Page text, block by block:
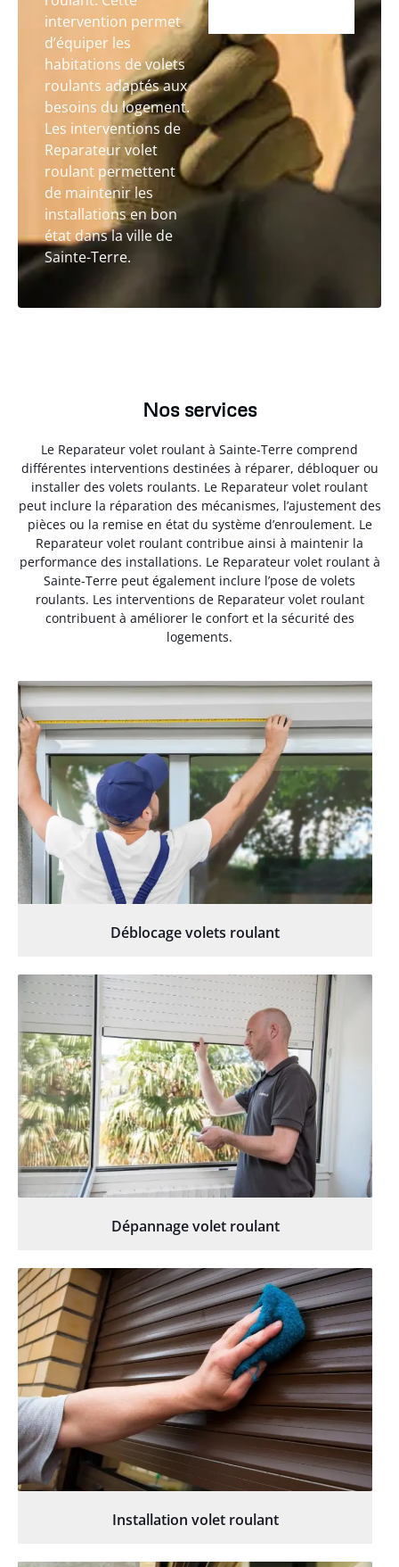
intervention permet
d’équiper les
habitations de volets
roulants adaptés aux
besoins du logement.
Les interventions de
Reparateur volet
roulant permettent
de maintenir les
installations en bon
état dans la ville de
Sainte-Terre.
Nos services
Le Reparateur volet roulant à Sainte-Terre comprend
différentes interventions destinées à réparer, débloquer ou
installer des volets roulants. Le Reparateur volet roulant
peut inclure la réparation des mécanismes, l’ajustement des
pièces ou la remise en état du système d’enroulement. Le
Reparateur volet roulant contribue ainsi à maintenir la
performance des installations. Le Reparateur volet roulant à
Sainte-Terre peut également inclure l’pose de volets
roulants. Les interventions de Reparateur volet roulant
contribuent à améliorer le confort et la sécurité des
logements.
Déblocage volets roulant
Dépannage volet roulant
Installation volet roulant